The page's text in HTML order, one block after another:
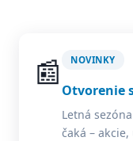
📰 NOVINKY
Otvorenie
Letná
čaká –